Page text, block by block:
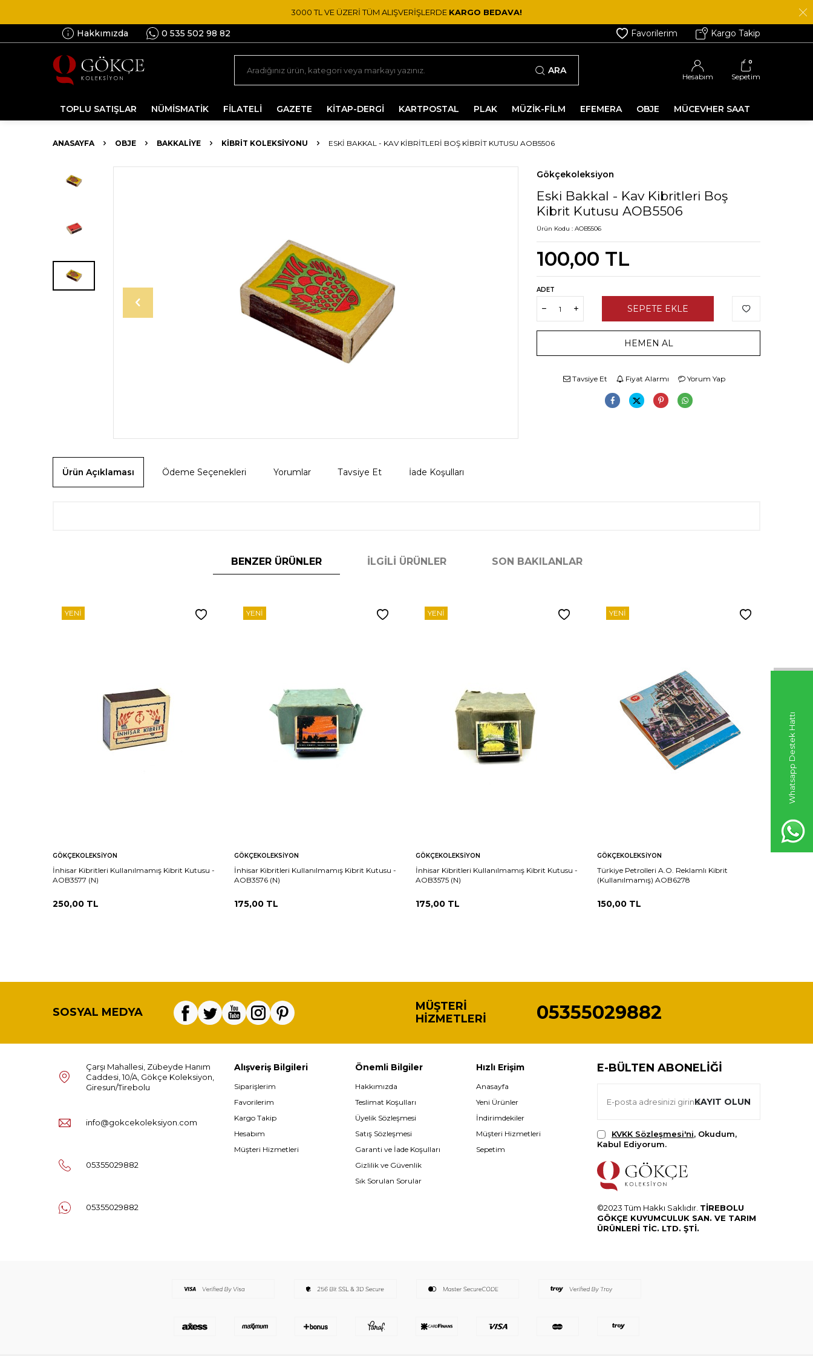
Whatsapp Destek Hattı
3000 TL VE ÜZERİ TÜM ALIŞVERİŞLERDE KARGO BEDAVA!
Hakkımızda 0 535 502 98 82 Favorilerim Kargo Takip
ARA
Hesabım
0
Sepetim
TOPLU SATIŞLAR NÜMİSMATİK FİLATELİ GAZETE KİTAP-DERGİ KARTPOSTAL PLAK MÜZİK-FİLM EFEMERA OBJE MÜCEVHER SAAT
ANASAYFA OBJE BAKKALIYE KIBRIT KOLEKSIYONU ESKI BAKKAL - KAV KIBRITLERI BOŞ KIBRIT KUTUSU AOB5506
Gökçekoleksiyon
Eski Bakkal - Kav Kibritleri Boş
Kibrit Kutusu AOB5506
Ürün Kodu : AOB5506
100,00 TL
ADET
SEPETE EKLE
HEMEN AL
Tavsiye Et Fiyat Alarmı Yorum Yap
Ürün Açıklaması Ödeme Seçenekleri Yorumlar Tavsiye Et İade Koşulları
BENZER ÜRÜNLER İLGILI ÜRÜNLER SON BAKILANLAR
YENI
GÖKÇEKOLEKSIYON
İnhisar Kibritleri Kullanılmamış Kibrit Kutusu -
AOB3577 (N)
250,00 TL
YENI
GÖKÇEKOLEKSIYON
İnhisar Kibritleri Kullanılmamış Kibrit Kutusu -
AOB3576 (N)
175,00 TL
YENI
GÖKÇEKOLEKSIYON
İnhisar Kibritleri Kullanılmamış Kibrit Kutusu -
AOB3575 (N)
175,00 TL
YENI
GÖKÇEKOLEKSIYON
Türkiye Petrolleri A.O. Reklamlı Kibrit
(Kullanılmamış) AOB6278
150,00 TL
SOSYAL MEDYA
MÜŞTERI
HIZMETLERI
05355029882
Çarşı Mahallesi, Zübeyde Hanım
Caddesi, 10/A, Gökçe Koleksiyon,
Giresun/Tirebolu
info@gokcekoleksiyon.com
05355029882
05355029882
Alışveriş Bilgileri
Siparişlerim
Favorilerim
Kargo Takip
Hesabım
Müşteri Hizmetleri
Önemli Bilgiler
Hakkımızda
Teslimat Koşulları
Üyelik Sözleşmesi
Satış Sözleşmesi
Garanti ve İade Koşulları
Gizlilik ve Güvenlik
Sık Sorulan Sorular
Hızlı Erişim
Anasayfa
Yeni Ürünler
İndirimdekiler
Müşteri Hizmetleri
Sepetim
E-BÜLTEN ABONELIĞI
KAYIT OLUN
KVKK Sözleşmesi'ni, Okudum,
Kabul Ediyorum.
©2023 Tüm Hakkı Saklıdır. TİREBOLU
GÖKÇE KUYUMCULUK SAN. VE TARIM
ÜRÜNLERİ TİC. LTD. ŞTİ.